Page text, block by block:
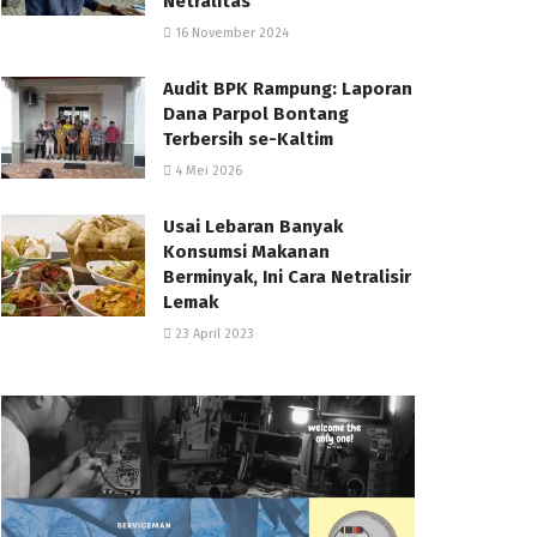
16 November 2024
Audit BPK Rampung: Laporan
Dana Parpol Bontang
Terbersih se-Kaltim
4 Mei 2026
Usai Lebaran Banyak
Konsumsi Makanan
Berminyak, Ini Cara Netralisir
Lemak
23 April 2023